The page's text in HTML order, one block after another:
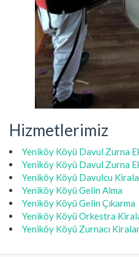
Hizmetlerimiz
Yeniköy Köyü Davul Zurna
Yeniköy Köyü Davul Zurna
Yeniköy Köyü Davulcu
Yeniköy Köyü Gelin Alma
Yeniköy Köyü Gelin Çıkarma
Yeniköy Köyü Orkestra
Yeniköy Köyü Zurnacı